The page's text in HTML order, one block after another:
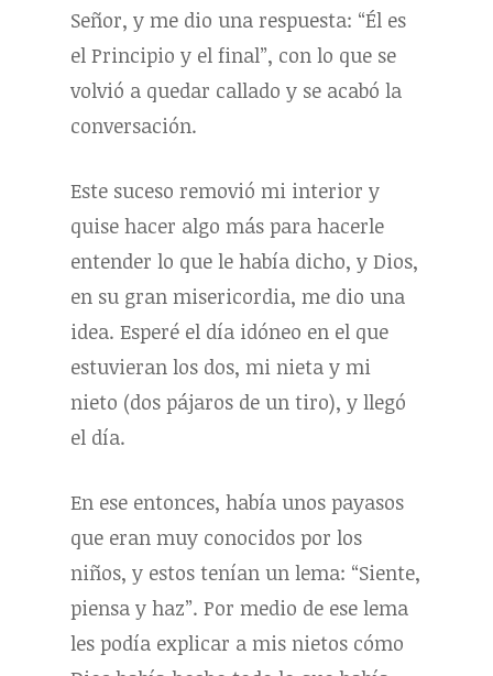
Señor, y me dio una respuesta: “Él es
el Principio y el final”, con lo que se
volvió a quedar callado y se acabó la
conversación.
Este suceso removió mi interior y
quise hacer algo más para hacerle
entender lo que le había dicho, y Dios,
en su gran misericordia, me dio una
idea. Esperé el día idóneo en el que
estuvieran los dos, mi nieta y mi
nieto (dos pájaros de un tiro), y llegó
el día.
En ese entonces, había unos payasos
que eran muy conocidos por los
niños, y estos tenían un lema: “Siente,
piensa y haz”. Por medio de ese lema
les podía explicar a mis nietos cómo